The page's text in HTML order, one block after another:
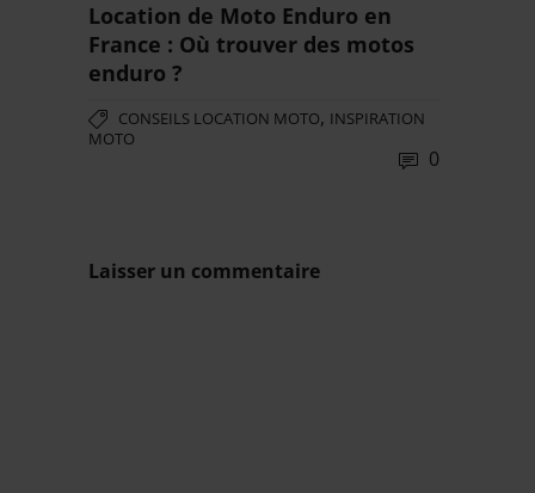
Location de Moto Enduro en
France : Où trouver des motos
enduro ?
CONSEILS LOCATION MOTO, INSPIRATION
MOTO
0
Laisser un commentaire